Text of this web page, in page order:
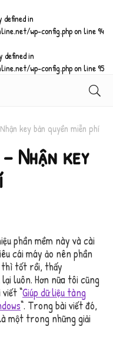
defined in
wp-config.phpon line94
defined in
wp-config.phpon line95
key bản quyền miễn phí
Nhận key
phần mềm này và cài
cái máy ảo nên phần
thì tốt rồi, thấy
luôn. Hơn nữa tôi cũng
“Giúp dữ liệu tàng
“. Trong bài viết đó,
một trong những giải